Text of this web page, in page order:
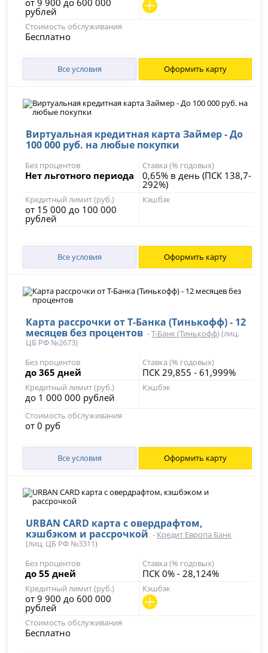
от 9 900 до 600 000
рублей
Стоимость обслуживания
Бесплатно
Все условия Оформить карту
Виртуальная кредитная карта Займер - До
100 000 руб. на любые покупки
Без процентов
Нет льготного периода
Ставка (% годовых)
0,65% в день (ПСК 138,7-
292%)
Кредитный лимит (руб.)
от 15 000 до 100 000
рублей
Кэшбэк
Все условия Оформить карту
Карта рассрочки от Т-Банка (Тинькофф) - 12
месяцев без процентов -Т-Банк (Тинькофф)(лиц.
ЦБ РФ №2673)
Без процентов
до 365 дней
Ставка (% годовых)
ПСК 29,855 - 61,999%
Кредитный лимит (руб.)
до 1 000 000 рублей
Кэшбэк
Стоимость обслуживания
от 0 руб
Все условия Оформить карту
URBAN CARD карта с овердрафтом,
кэшбэком и рассрочкой - Кредит Европа Банк
(лиц. ЦБ РФ №3311)
Без процентов
до 55 дней
Ставка (% годовых)
ПСК 0% - 28,124%
Кредитный лимит (руб.)
от 9 900 до 600 000
рублей
Кэшбэк
Стоимость обслуживания
Бесплатно